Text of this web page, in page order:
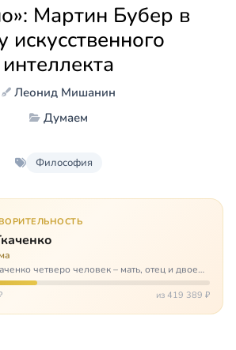
Мартин Бубер в
искусственного
интеллекта
Леонид Мишанин
Думаем
Философия
четверо человек – мать, отец и двое
семья – крепость. У них столько проблем
бы на много семей. Трое из четверых
из 419 389 ₽